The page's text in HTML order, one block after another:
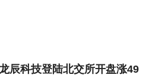
辰科技登陆北交所开盘涨49